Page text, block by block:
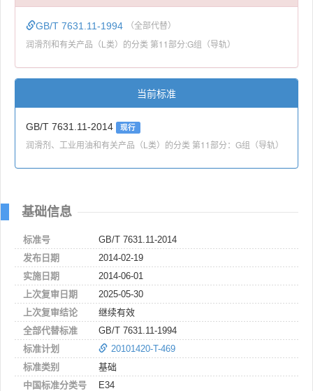
GB/T 7631.11-1994 （全部代替）
润滑剂和有关产品（L类）的分类 第11部分:G组（导轨）
当前标准
GB/T 7631.11-2014 现行
润滑剂、工业用油和有关产品（L类）的分类 第11部分：G组（导轨）
基础信息
标准号
GB/T 7631.11-2014
发布日期
2014-02-19
实施日期
2014-06-01
上次复审日期
2025-05-30
上次复审结论
继续有效
全部代替标准
GB/T 7631.11-1994
标准计划
20101420-T-469
标准类别
基础
中国标准分类号
E34